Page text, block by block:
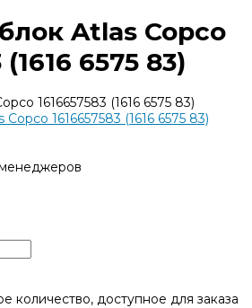
Atlas Copco
(1616 6575 83)
1616657583 (1616 6575 83)
количество, доступное для заказа